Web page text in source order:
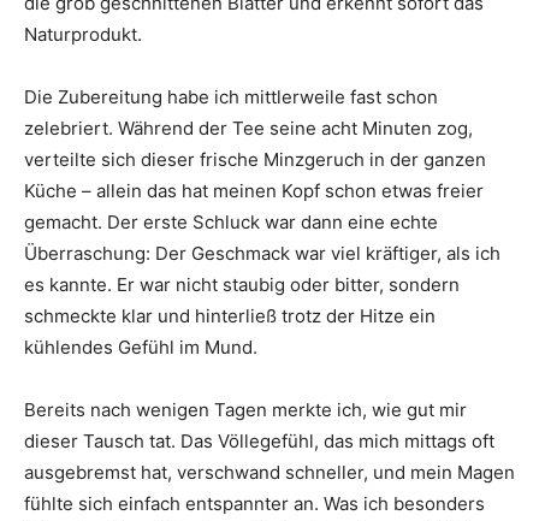
Naturprodukt.
Die Zubereitung habe ich mittlerweile fast schon
zelebriert. Während der Tee seine acht Minuten zog,
verteilte sich dieser frische Minzgeruch in der ganzen
Küche – allein das hat meinen Kopf schon etwas freier
gemacht. Der erste Schluck war dann eine echte
Überraschung: Der Geschmack war viel kräftiger, als ich
es kannte. Er war nicht staubig oder bitter, sondern
schmeckte klar und hinterließ trotz der Hitze ein
kühlendes Gefühl im Mund.
Bereits nach wenigen Tagen merkte ich, wie gut mir
dieser Tausch tat. Das Völlegefühl, das mich mittags oft
ausgebremst hat, verschwand schneller, und mein Magen
fühlte sich einfach entspannter an. Was ich besonders